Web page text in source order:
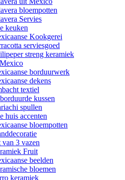
bloempotten
Servies
keuken
Kookgerei
serviesgoed
streng keramiek
borduurwerk
dekens
textiel
kussen
spullen
huis accenten
bloempotten
van 3 vazen
Fruit
beelden
bloemen
keramiek